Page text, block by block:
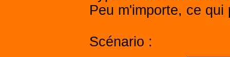
Peu m'importe, ce qui
Scénario :